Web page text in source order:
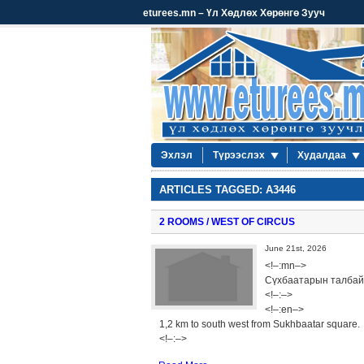
eturees.mn – Үл Хөдлөх Хөрөнгө Зууч
Эхлэл Түрээслэх Худалдаа
ARTICLES TAGGED: A3446
2 ROOMS / WEST OF CIRCUS
June 21st, 2026
<!–:mn–>
Сүхбаатарын
<!–:–>
<!–:en–>
1,2 km to south west from Sukhbaatar square.
<!–:–>